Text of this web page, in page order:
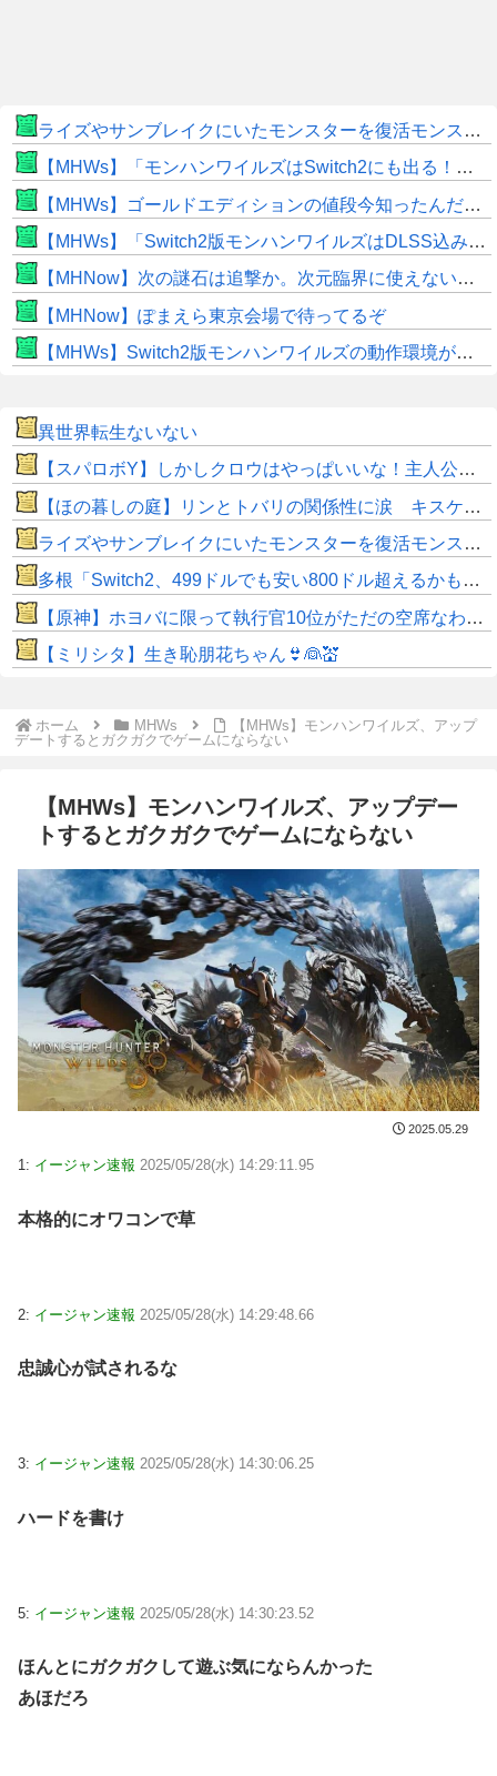
ライズやサンブレイクにいたモンスターを復活モンスターと呼ぶのはやめよう
【MHWs】「モンハンワイルズはSwitch2にも出る！」👈こいつにかけたい言葉ｗｗｗｗｗｗｗｗｗ
【MHWs】ゴールドエディションの値段今知ったんだけどやっっっっっっすwwwww
【MHWs】「Switch2版モンハンワイルズはDLSS込みで最大1440p動作」
【MHNow】次の謎石は追撃か。次元臨界に使えない時点で闘気活性以下のスキルだわ
【MHNow】ぽまえら東京会場で待ってるぞ
【MHWs】Switch2版モンハンワイルズの動作環境が判明！
異世界転生ないない
【スパロボY】しかしクロウはやっぱいいな！主人公として魅力的すぎる…！
【ほの暮しの庭】リンとトバリの関係性に涙 キスケの株も急上昇
ライズやサンブレイクにいたモンスターを復活モンスターと呼ぶのはやめよう
多根「Switch2、499ドルでも安い800ドル超えるかも。PS5は直近での値上げ可能性低い」
【原神】ホヨバに限って執行官10位がただの空席なわけない！
【ミリシタ】生き恥朋花ちゃん👙👰💒
ホーム MHWs
【MHWs】モンハンワイルズ、アップ
デートするとガクガクでゲームにならない
【MHWs】モンハンワイルズ、アップデー
トするとガクガクでゲームにならない
2025.05.29
1: イージャン速報 2025/05/28(水) 14:29:11.95
本格的にオワコンで草
2: イージャン速報 2025/05/28(水) 14:29:48.66
忠誠心が試されるな
3: イージャン速報 2025/05/28(水) 14:30:06.25
ハードを書け
5: イージャン速報 2025/05/28(水) 14:30:23.52
ほんとにガクガクして遊ぶ気にならんかった
あほだろ